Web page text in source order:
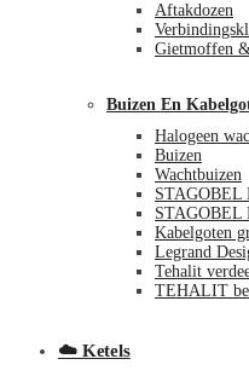
Aftakdozen
Gietmoffen
Buizen En
Halogeen
Buizen
Wachtbuizen
STAGOBEL
STAGOBEL
Kabelgoten
Legrand
Tehalit
TEHALIT
☁️ Ketels